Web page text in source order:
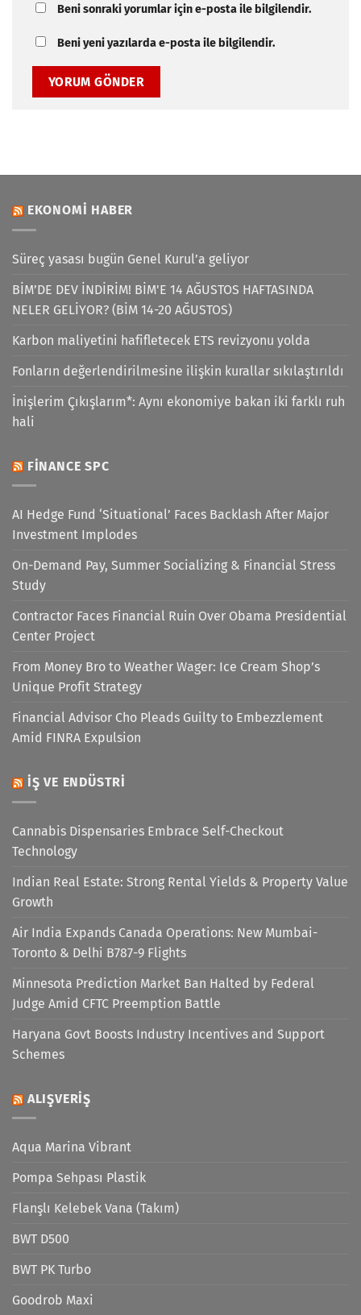
Beni sonraki yorumlar için e-posta ile bilgilendir.
Beni yeni yazılarda e-posta ile bilgilendir.
EKONOMI HABER
Süreç yasası bugün Genel Kurul’a geliyor
BİM’DE DEV İNDİRİM! BİM'E 14 AĞUSTOS HAFTASINDA
NELER GELİYOR? (BİM 14-20 AĞUSTOS)
Karbon maliyetini hafifletecek ETS revizyonu yolda
Fonların değerlendirilmesine ilişkin kurallar sıkılaştırıldı
İnişlerim Çıkışlarım*: Aynı ekonomiye bakan iki farklı ruh
hali
FINANCE SPC
AI Hedge Fund ‘Situational’ Faces Backlash After Major
Investment Implodes
On-Demand Pay, Summer Socializing & Financial Stress
Study
Contractor Faces Financial Ruin Over Obama Presidential
Center Project
From Money Bro to Weather Wager: Ice Cream Shop’s
Unique Profit Strategy
Financial Advisor Cho Pleads Guilty to Embezzlement
Amid FINRA Expulsion
İŞ VE ENDÜSTRI
Cannabis Dispensaries Embrace Self-Checkout
Technology
Indian Real Estate: Strong Rental Yields & Property Value
Growth
Air India Expands Canada Operations: New Mumbai-
Toronto & Delhi B787-9 Flights
Minnesota Prediction Market Ban Halted by Federal
Judge Amid CFTC Preemption Battle
Haryana Govt Boosts Industry Incentives and Support
Schemes
ALIŞVERIŞ
Aqua Marina Vibrant
Pompa Sehpası Plastik
Flanşlı Kelebek Vana (Takım)
BWT D500
BWT PK Turbo
Goodrob Maxi